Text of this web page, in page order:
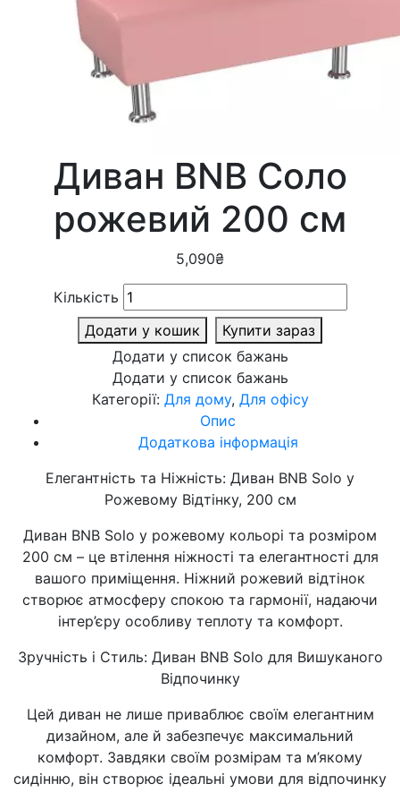
Диван BNB Соло
рожевий 200 см
5,090₴
Кількість
Додати у кошик
Купити зараз
Додати у список бажань
Додати у список бажань
Категорії: Для дому, Для офісу
Опис
Додаткова інформація
Елегантність та Ніжність: Диван BNB Solo у
Рожевому Відтінку, 200 см
Диван BNB Solo у рожевому кольорі та розміром
200 см – це втілення ніжності та елегантності для
вашого приміщення. Ніжний рожевий відтінок
створює атмосферу спокою та гармонії, надаючи
інтер’єру особливу теплоту та комфорт.
Зручність і Стиль: Диван BNB Solo для Вишуканого
Відпочинку
Цей диван не лише приваблює своїм елегантним
дизайном, але й забезпечує максимальний
комфорт. Завдяки своїм розмірам та м’якому
сидінню, він створює ідеальні умови для відпочинку